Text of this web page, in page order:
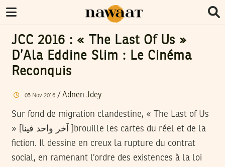
JCC 2016 : « The Last Of Us »
D’Ala Eddine Slim : Le Cinéma
Reconquis
05 Nov 2016/ Adnen Jdey
Sur fond de migration clandestine, « The Last of Us
» [آخر واحد فينا ]brouille les cartes du réel et de la
fiction. Il dessine en creux la rupture du contrat
social, en ramenant l’ordre des existences à la loi